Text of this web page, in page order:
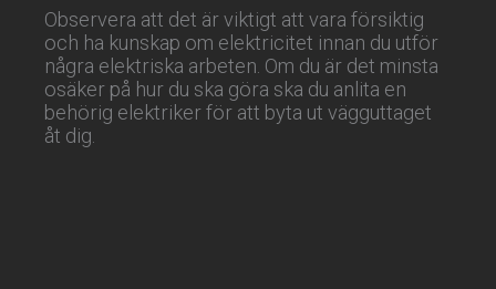
Observera att det är viktigt att vara försiktig
och ha kunskap om elektricitet innan du utför
några elektriska arbeten. Om du är det minsta
osäker på hur du ska göra ska du anlita en
behörig elektriker för att byta ut vägguttaget
åt dig.